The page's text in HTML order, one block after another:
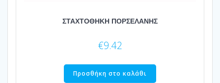
ΣΤΑΧΤΟΘΗΚΗ ΠΟΡΣΕΛΑΝΗΣ
€9.42
Προσθήκη στο καλάθι